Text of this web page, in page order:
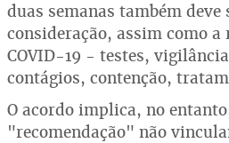
duas semanas também deve
consideração, assim como a
COVID-19 - testes,
contágios, contenção,
O acordo implica, no
"recomendação" não